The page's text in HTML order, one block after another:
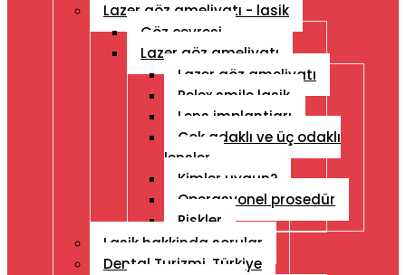
Lazer göz ameliyatı - lasik
Göz çevresi
Lazer göz ameliyatı
Lazer göz ameliyatı
Relex smile lasik
Lens implantiarı
Çok adaklı ve üç odaklı
lensler
Kimler uygun?
Operasyonel prosedür
Riskler
Lasik hakkinda sorular
Dental Turizmi, Türkiye